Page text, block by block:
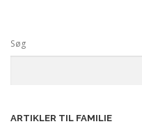
Søg
ARTIKLER TIL FAMILIE